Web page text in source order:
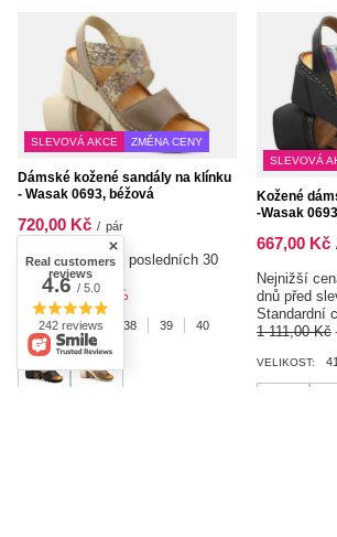
SLEVOVÁ AKCE ZMĚNA CENY
Dámské kožené sandály na klínku
- Wasak 0693, béžová
720,00 Kč / pár
Nejnižší cena za posledních 30
dnů před slevou:
1 111,00 Kč -35%
VELIKOST: 37 38 39 40
SLEVOVÁ
Kožené
-Wasak
667,00 Kč
Nejnižší
dnů před
Standardní
1 111,00 Kč
VELIKOST: 41
Real customers
reviews
4.6/ 5.0
242 reviews